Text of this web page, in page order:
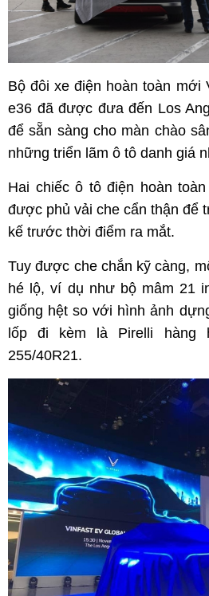
Bộ đôi xe điện hoàn toàn mới
e36 đã được đưa đến Los
để sẵn sàng cho màn chào
những triển lãm ô tô danh giá
Hai chiếc ô tô điện hoàn
được phủ vải che cẩn thận để
kế trước thời điểm ra mắt.
Tuy được che chắn kỹ càng,
hé lộ, ví dụ như bộ mâm 21
giống hệt so với hình ảnh
lốp đi kèm là Pirelli hàng
255/40R21.